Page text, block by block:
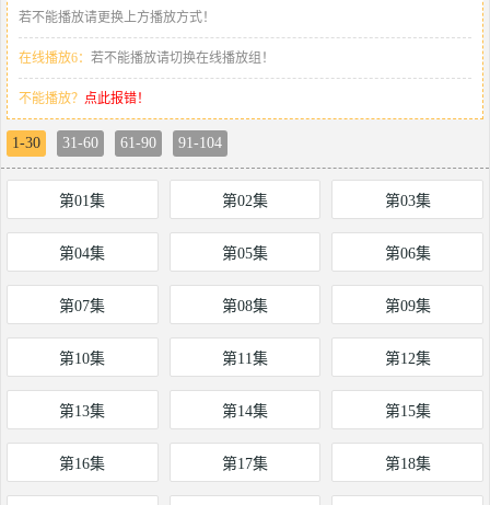
若不能播放请更换上方播放方式！
在线播放6： 若不能播放请切换在线播放组！
不能播放？ 点此报错！
1-30 31-60 61-90 91-104
第01集 第02集 第03集
第04集 第05集 第06集
第07集 第08集 第09集
第10集 第11集 第12集
第13集 第14集 第15集
第16集 第17集 第18集